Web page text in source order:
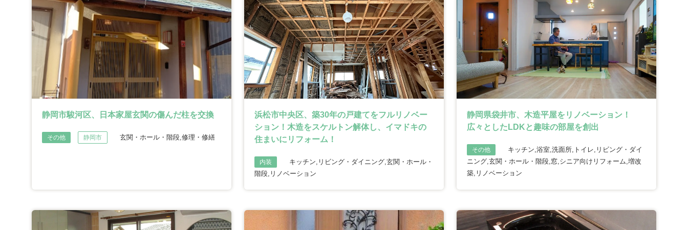
静岡市駿河区、日本家屋玄関の傷んだ柱を交換
その他 静岡市 玄関・ホール・階段,修理・修繕
浜松市中央区、築30年の戸建てをフルリノベー
ション！木造をスケルトン解体し、イマドキの
住まいにリフォーム！
内装
キッチン,リビング・ダイニング,玄関・ホール・
階段,リノベーション
静岡県袋井市、木造平屋をリノベーション！
広々としたLDKと趣味の部屋を創出
その他
キッチン,浴室,洗面所,トイレ,リビング・ダイ
ニング,玄関・ホール・階段,窓,シニア向けリフォーム,増改
築,リノベーション